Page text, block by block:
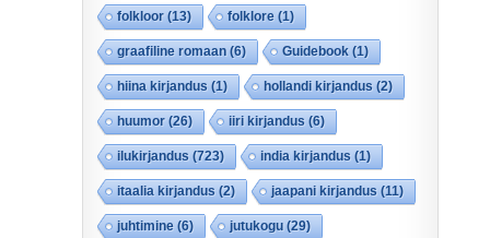
folkloor(13) folklore(1)
graafiline romaan(6) Guidebook(1)
hiina kirjandus(1) hollandi kirjandus(2)
huumor(26) iiri kirjandus(6)
ilukirjandus(723) india kirjandus(1)
itaalia kirjandus(2) jaapani kirjandus(11)
juhtimine(6) jutukogu(29)